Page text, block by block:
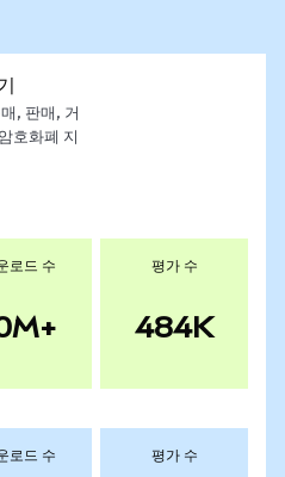
, 판매, 거
호화폐 지
로드 수 평가 수
484K
로드 수 평가 수